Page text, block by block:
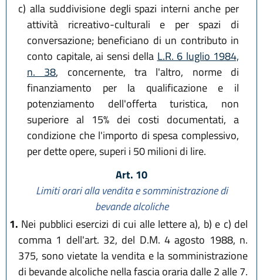
c) alla suddivisione degli spazi interni anche per
attività ricreativo-culturali e per spazi di
conversazione; beneficiano di un contributo in
conto capitale, ai sensi della L.R. 6 luglio 1984,
n. 38, concernente, tra l'altro, norme di
finanziamento per la qualificazione e il
potenziamento dell'offerta turistica, non
superiore al 15% dei costi documentati, a
condizione che l'importo di spesa complessivo,
per dette opere, superi i 50 milioni di lire.
Art. 10
Limiti orari alla vendita e somministrazione di
bevande alcoliche
1. Nei pubblici esercizi di cui alle lettere a), b) e c) del
comma 1 dell'art. 32, del D.M. 4 agosto 1988, n.
375, sono vietate la vendita e la somministrazione
di bevande alcoliche nella fascia oraria dalle 2 alle 7.